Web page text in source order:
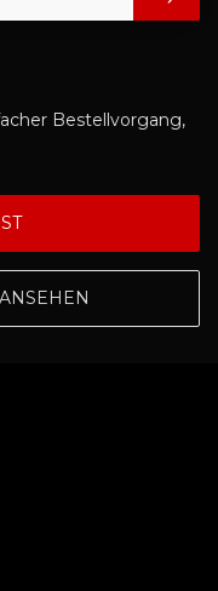
Bestellvorgang,